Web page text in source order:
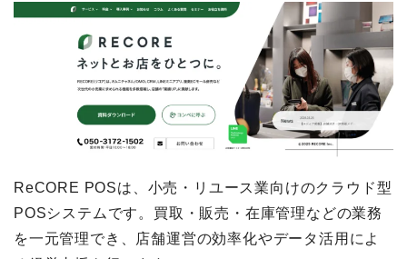
ReCORE POSは、小売・リユース業向けのクラウド型
POSシステムです。買取・販売・在庫管理などの業務
を一元管理でき、店舗運営の効率化やデータ活用によ